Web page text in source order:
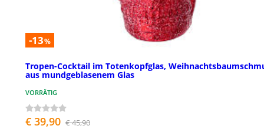
-13%
Tropen-Cocktail im Totenkopfglas,
aus mundgeblasenem Glas
VORRÄTIG
€ 39,90 € 45,90